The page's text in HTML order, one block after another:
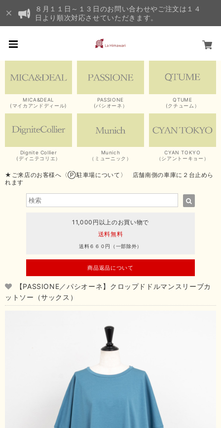
８月１１日～１３日のお問い合わせやご注文は１４
日より順次対応させていただきます。
MICA&DEAL
(マイカアンドディール)
PASSIONE
(パシオーネ）
QTUME
(クチューム）
Dignite Collier
(ディニテコリエ）
Munich
（ミューニック）
CYAN TOKYO
（シアントーキョー）
★ご来店のお客様へ〈Ⓟ駐車場について〉 店舗南側の車庫に２台止めら
れます
11,000円以上のお買い物で
送料無料
送料６６０円（一部除外）
商品返品について
【PASSIONE／パシオーネ】クロップドドルマンスリーブカ
ットソー（サックス）